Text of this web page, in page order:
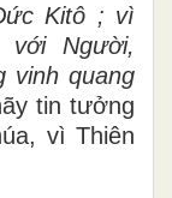
Kitô ; vì
Người,
vinh quang
tin tưởng
vì Thiên